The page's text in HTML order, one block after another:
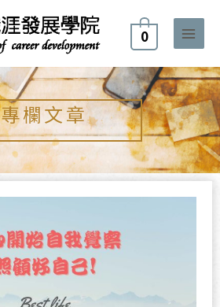
0
專欄文章